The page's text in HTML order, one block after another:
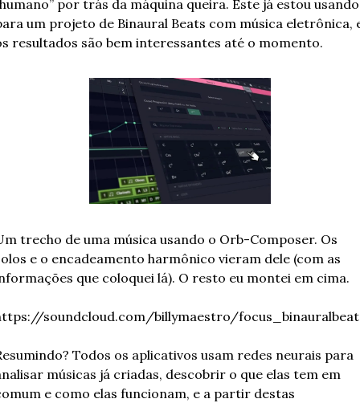
por trás da máquina queira. Este já estou usando
um projeto de Binaural Beats com música eletrônica,
resultados são bem interessantes até o momento.
trecho de uma música usando o Orb-Composer. Os
e o encadeamento harmônico vieram dele (com as
que coloquei lá). O resto eu montei em cima.
soundcloud.com/billymaestro/
Todos os aplicativos usam redes neurais para
músicas já criadas, descobrir o que elas tem em
e como elas funcionam, e a partir destas